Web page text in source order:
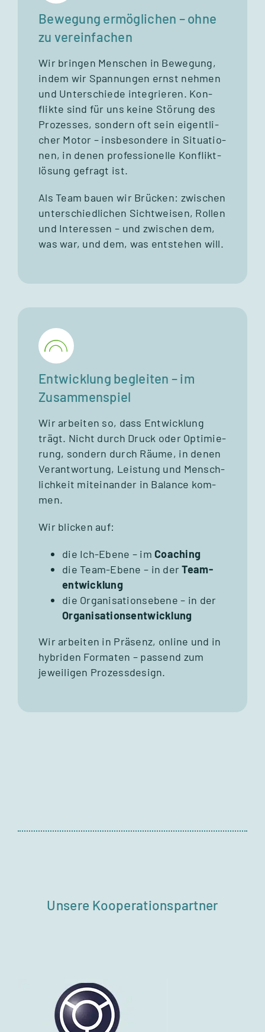
Bewegung ermöglichen – ohne
zu vereinfachen
Wir brin­gen Men­schen in Bewe­gung,
indem wir Span­nun­gen ernst neh­men
und Unter­schiede inte­grie­ren. Kon­
flikte sind für uns keine Stö­rung des
Pro­zes­ses, son­dern oft sein eigent­li­
cher Motor – ins­be­son­dere in Situa­tio­
nen, in denen pro­fes­sio­nelle Kon­flikt­
lö­sung gefragt ist.
Als Team bauen wir Brü­cken: zwi­schen
unter­schied­li­chen Sicht­wei­sen, Rol­len
und Inter­es­sen – und zwi­schen dem,
was war, und dem, was ent­ste­hen will.
Entwicklung begleiten – im
Zusammenspiel
Wir arbei­ten so, dass Ent­wick­lung
trägt. Nicht durch Druck oder Opti­mie­
rung, son­dern durch Räume, in denen
Ver­ant­wor­tung, Leis­tung und Mensch­
lich­keit mit­ein­an­der in Balance kom­
men.
Wir bli­cken auf:
die Ich-Ebene – imCoa­ching
die Team-Ebene – in derTeam­
ent­wick­lung
die Orga­ni­sa­ti­ons­ebene – in der
Orga­ni­sa­ti­ons­ent­wick­lung
Wir arbei­ten in Prä­senz, online und in
hybri­den For­ma­ten – pas­send zum
jewei­li­gen Pro­zess­de­sign.
Unsere Kooperationspartner